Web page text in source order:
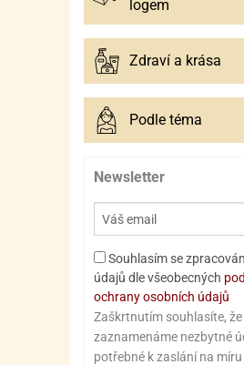
logem
Zdraví a krása
Podle téma
Newsletter
Souhlasím se
údajů dle všeobecných
ochrany osobních údajů
Zaškrtnutím souhlasíte, že
zaznamenáme nezbytné
potřebné k zaslání na